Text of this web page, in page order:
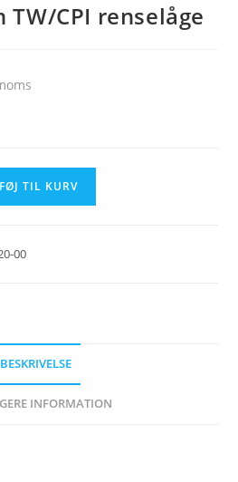
CPI renselåge
TIL KURV
00
BESKRIVELSE
INFORMATION